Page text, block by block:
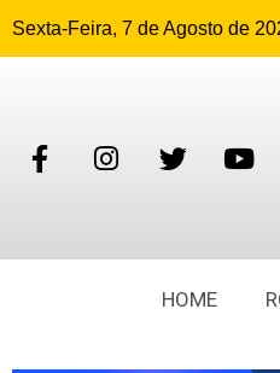
Sexta-Feira, 7 de Agosto de
HOME